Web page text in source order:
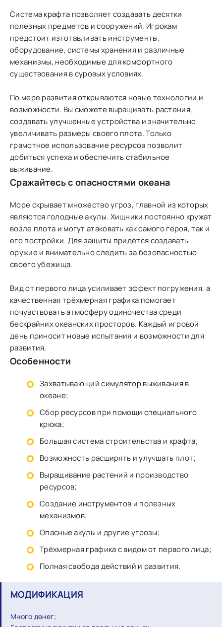
Система крафта позволяет создавать десятки
полезных предметов и сооружений. Игрокам
предстоит изготавливать инструменты,
оборудование, системы хранения и различные
механизмы, необходимые для комфортного
существования в суровых условиях.
По мере развития открываются новые технологии и
возможности. Вы сможете выращивать растения,
создавать улучшенные устройства и значительно
увеличивать размеры своего плота. Только
грамотное использование ресурсов позволит
добиться успеха и обеспечить стабильное
выживание.
Сражайтесь с опасностями океана
Море скрывает множество угроз, главной из которых
являются голодные акулы. Хищники постоянно кружат
возле плота и могут атаковать как самого героя, так и
его постройки. Для защиты придётся создавать
оружие и внимательно следить за безопасностью
своего убежища.
Вид от первого лица усиливает эффект погружения, а
качественная трёхмерная графика помогает
почувствовать атмосферу одиночества среди
бескрайних океанских просторов. Каждый игровой
день приносит новые испытания и возможности для
развития.
Особенности
Захватывающий симулятор выживания в
океане;
Сбор ресурсов при помощи специального
крюка;
Большая система строительства и крафта;
Возможность расширять и улучшать плот;
Выращивание растений и производство
ресурсов;
Создание инструментов и полезных
механизмов;
Опасные акулы и другие угрозы;
Трёхмерная графика с видом от первого лица;
Полная свобода действий и развития.
МОДИФИКАЦИЯ
Много денег;